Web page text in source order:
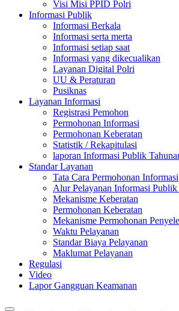
Visi Misi PPID Polri
Informasi Publik
Informasi Berkala
Informasi serta merta
Informasi setiap saat
Informasi yang dikecualikan
Layanan Digital Polri
UU & Peraturan
Pusiknas
Layanan Informasi
Registrasi Pemohon
Permohonan Informasi
Permohonan Keberatan
Statistik / Rekapitulasi
laporan Informasi Publik
Standar Layanan
Tata Cara Permohonan Informasi
Alur Pelayanan Informasi
Mekanisme Keberatan
Permohonan Keberatan
Mekanisme Permohonan
Waktu Pelayanan
Standar Biaya Pelayanan
Maklumat Pelayanan
Regulasi
Video
Lapor Gangguan Keamanan